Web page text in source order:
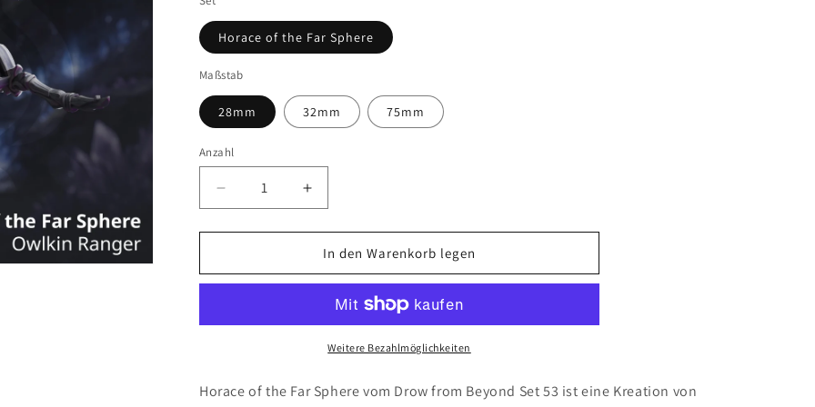
Horace of the Far Sphere
Maßstab
28mm 32mm 75mm
Anzahl
Anzahl
Verringere
die
Menge
Horace
Far
Stash)
Erhöhe
die
Menge
für
Horace
Far
Sphere
Stash)
In den Warenkorb legen
Weitere Bezahlmöglichkeiten
Horace of the Far Sphere vom Drow from Beyond Set 53 ist eine Kreation von